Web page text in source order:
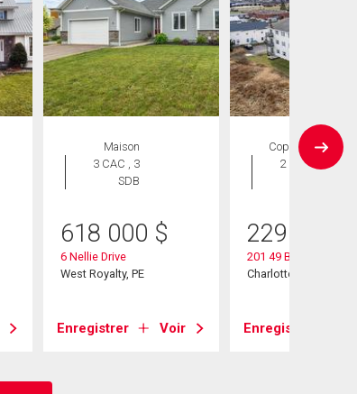
Maison
3 CAC , 3
SDB
618 000 $
6 Nellie Drive
West Royalty, PE
Enregistrer Voir
Copropriété
2 CAC , 1
229 900
201 49 Burns Avenue
Charlottetown, PE
Enregistrer